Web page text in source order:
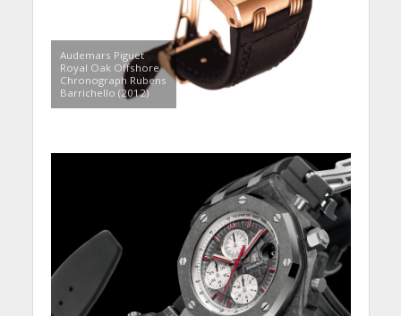
Audemars Piguet
Royal Oak Offshore
Chronograph Rubens
Barrichello (2012)